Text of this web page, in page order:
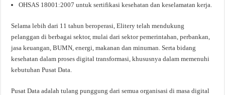
OHSAS 18001:2007 untuk sertifikasi kesehatan dan keselamatan kerja.
Selama lebih dari 11 tahun beroperasi, Elitery telah mendukung
pelanggan di berbagai sektor, mulai dari sektor pemerintahan, perbankan,
jasa keuangan, BUMN, energi, makanan dan minuman. Serta bidang
kesehatan dalam proses digital transformasi, khususnya dalam memenuhi
kebutuhan Pusat Data.
Pusat Data adalah tulang punggung dari semua organisasi di masa digital